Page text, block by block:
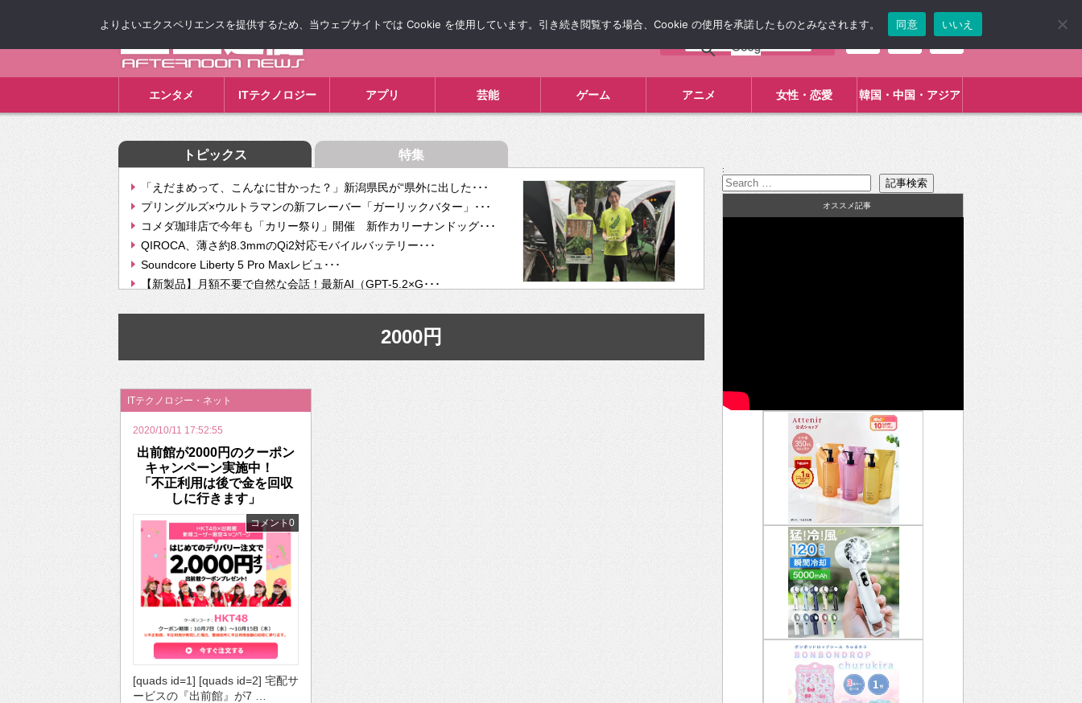
エンタメ ITテクノロジー アプリ 芸能 ゲーム アニメ 女性・恋愛 韓国・中国・アジア
トピックス 特集
「えだまめって、こんなに甘かった？」新潟県民が“県外に出した･･･
プリングルズ×ウルトラマンの新フレーバー「ガーリックバター」･･･
コメダ珈琲店で今年も「カリー祭り」開催 新作カリーナンドッグ･･･
QIROCA、薄さ約8.3mmのQi2対応モバイルバッテリー･･･
Soundcore Liberty 5 Pro Maxレビュ･･･
【新製品】月額不要で自然な会話！最新AI（GPT-5.2×G･･･
【次世代の没入感と生産性】VITURE Luma Ultra･･･
挫折率8割の壁をAIで突破。ジャストシステム、”自分が今話し･･･
2026年のバレンタインは「自分で作って、想いを渡す」 TE･･･
2000円
ITテクノロジー・ネット
2020/10/11 17:52:55
出前館が2000円のクーポン
キャンペーン実施中！
「不正利用は後で金を回収
しに行きます」
コメント0
[quads id=1] [quads id=2] 宅配サ
ービスの『出前館』が7 …
:
オススメ記事
よりよいエクスペリエンスを提供するため、当ウェブサイトでは Cookie を使用しています。引き続き閲覧する場合、Cookie の使用を承諾したものとみなされます。 同意 いいえ